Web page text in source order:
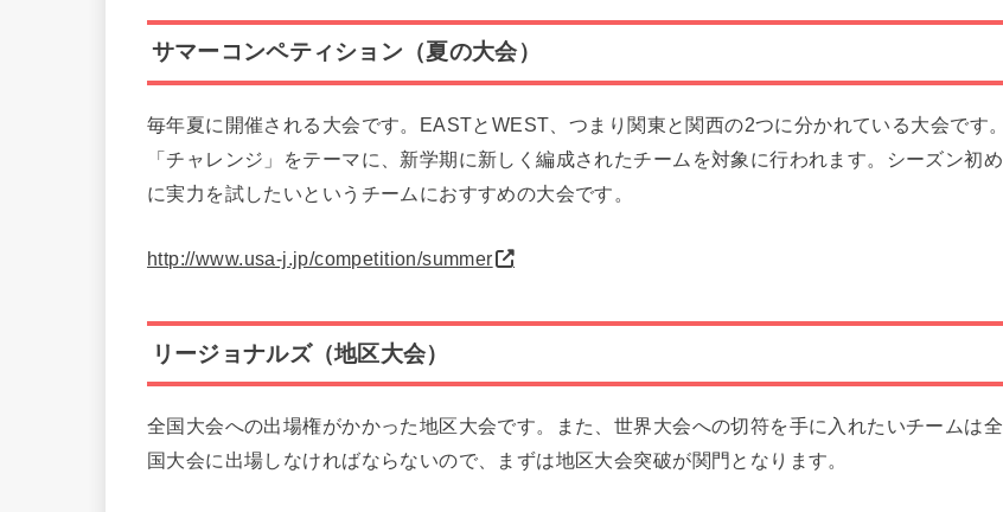
サマーコンペティション（夏の大会）
毎年夏に開催される大会です。EASTとWEST、つまり関東と関西の2つに分かれている大会です。
「チャレンジ」をテーマに、新学期に新しく編成されたチームを対象に行われます。シーズン初め
に実力を試したいというチームにおすすめの大会です。
http://www.usa-j.jp/competition/summer
リージョナルズ（地区大会）
全国大会への出場権がかかった地区大会です。また、世界大会への切符を手に入れたいチームは全
国大会に出場しなければならないので、まずは地区大会突破が関門となります。